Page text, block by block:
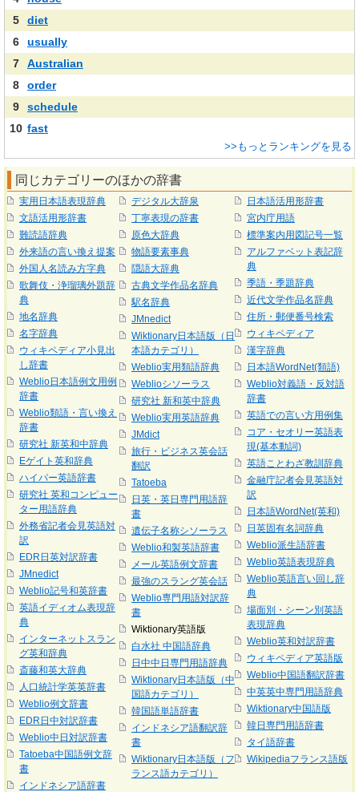
5
diet
6
usually
7
Australian
8
order
9
schedule
10 fast
>>もっとランキングを見る
同じカテゴリーのほかの辞書
実用日本語表現辞典
文語活用形辞書
難読語辞典
外来語の言い換え提案
外国人名読み方字典
歌舞伎・浄瑠璃外題辞
典
地名辞典
名字辞典
ウィキペディア小見出
し辞書
Weblio日本語例文用例
辞書
Weblio類語・言い換え
辞書
研究社 新英和中辞典
Eゲイト英和辞典
ハイパー英語辞書
研究社 英和コンピュー
ター用語辞典
外務省記者会見英語対
訳
EDR日英対訳辞書
JMnedict
Weblio記号和英辞書
英語イディオム表現辞
典
インターネットスラン
グ英和辞典
斎藤和英大辞典
人口統計学英英辞書
Weblio例文辞書
EDR日中対訳辞書
Weblio中日対訳辞書
Tatoeba中国語例文辞
書
インドネシア語辞書
デジタル大辞泉
丁寧表現の辞書
原色大辞典
物語要素事典
隠語大辞典
古典文学作品名辞典
駅名辞典
JMnedict
Wiktionary日本語版（日
本語カテゴリ）
Weblio実用類語辞典
Weblioシソーラス
研究社 新和英中辞典
Weblio実用英語辞典
JMdict
旅行・ビジネス英会話
翻訳
Tatoeba
日英・英日専門用語辞
書
遺伝子名称シソーラス
Weblio和製英語辞書
メール英語例文辞書
最強のスラング英会話
Weblio専門用語対訳辞
書
Wiktionary英語版
白水社 中国語辞典
日中中日専門用語辞典
Wiktionary日本語版（中
国語カテゴリ）
韓国語単語辞書
インドネシア語翻訳辞
書
Wiktionary日本語版（フ
ランス語カテゴリ）
日本語活用形辞書
宮内庁用語
標準案内用図記号一覧
アルファベット表記辞
典
季語・季題辞典
近代文学作品名辞典
住所・郵便番号検索
ウィキペディア
漢字辞典
日本語WordNet(類語)
Weblio対義語・反対語
辞書
英語での言い方用例集
コア・セオリー英語表
現(基本動詞)
英語ことわざ教訓辞典
金融庁記者会見英語対
訳
日本語WordNet(英和)
日英固有名詞辞典
Weblio派生語辞書
Weblio英語表現辞典
Weblio英語言い回し辞
典
場面別・シーン別英語
表現辞典
Weblio英和対訳辞書
ウィキペディア英語版
Weblio中国語翻訳辞書
中英英中専門用語辞典
Wiktionary中国語版
韓日専門用語辞書
タイ語辞書
Wikipediaフランス語版